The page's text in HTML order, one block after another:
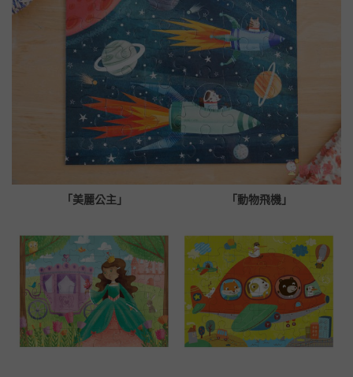
「美麗公主」 「動物飛機」